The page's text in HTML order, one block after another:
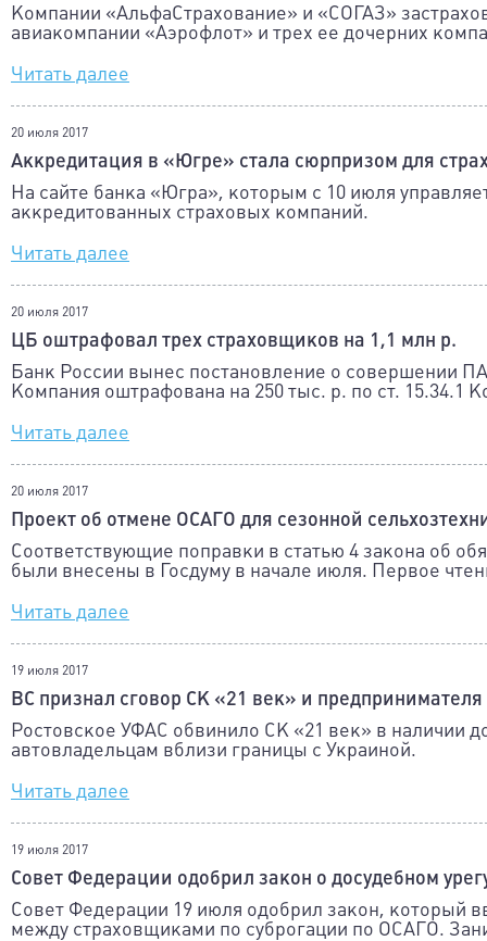
Компании «АльфаСтрахование» и «СОГАЗ»
авиакомпании «Аэрофлот» и трех ее дочерних
Читать далее
20 июля 2017
Аккредитация в «Югре» стала сюрпризом для
На сайте банка «Югра», которым с 10 июля
аккредитованных страховых компаний.
Читать далее
20 июля 2017
ЦБ оштрафовал трех страховщиков на 1,1 млн р.
Банк России вынес постановление о совершении
Компания оштрафована на 250 тыс. р. по ст. 15.34.1
Читать далее
20 июля 2017
Проект об отмене ОСАГО для сезонной
Соответствующие поправки в статью 4 закона об
были внесены в Госдуму в начале июля. Первое
Читать далее
19 июля 2017
ВС признал сговор СК «21 век» и
Ростовское УФАС обвинило СК «21 век» в наличии
автовладельцам вблизи границы с Украиной.
Читать далее
19 июля 2017
Совет Федерации одобрил закон о досудебном
Совет Федерации 19 июля одобрил закон, который
между страховщиками по суброгации по ОСАГО.